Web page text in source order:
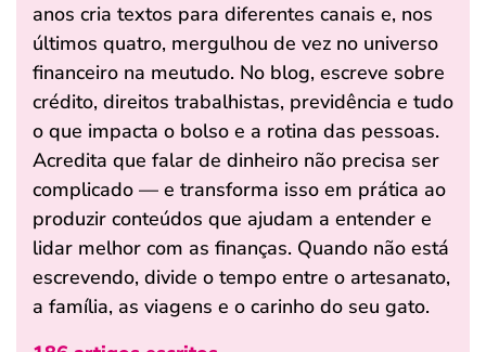
anos cria textos para diferentes canais e, nos
últimos quatro, mergulhou de vez no universo
financeiro na meutudo. No blog, escreve sobre
crédito, direitos trabalhistas, previdência e tudo
o que impacta o bolso e a rotina das pessoas.
Acredita que falar de dinheiro não precisa ser
complicado — e transforma isso em prática ao
produzir conteúdos que ajudam a entender e
lidar melhor com as finanças. Quando não está
escrevendo, divide o tempo entre o artesanato,
a família, as viagens e o carinho do seu gato.